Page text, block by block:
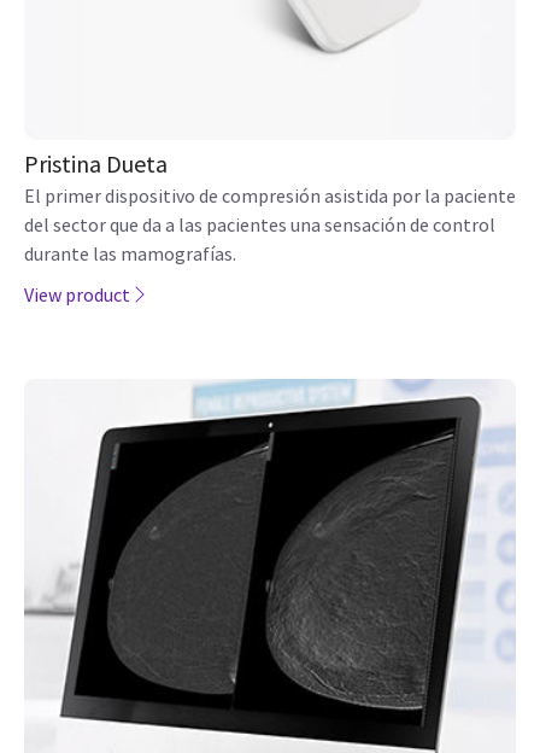
Pristina Dueta
El primer dispositivo de compresión asistida por la paciente
del sector que da a las pacientes una sensación de control
durante las mamografías.
View product